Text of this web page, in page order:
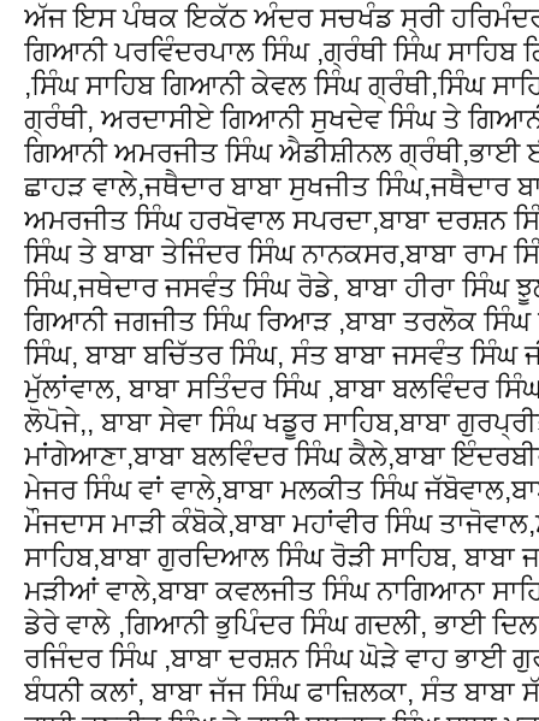
ਅੱਜ ਇਸ ਪੰਥਕ ਇਕੱਠ ਅੰਦਰ ਸਚਖੰਡ ਸ੍ਰੀ ਹਰਿਮੰਦਰ
ਗਿਆਨੀ ਪਰਵਿੰਦਰਪਾਲ ਸਿੰਘ ,ਗ੍ਰੰਥੀ ਸਿੰਘ ਸਾਹਿਬ
,ਸਿੰਘ ਸਾਹਿਬ ਗਿਆਨੀ ਕੇਵਲ ਸਿੰਘ ਗ੍ਰੰਥੀ,ਸਿੰਘ
ਗ੍ਰੰਥੀ, ਅਰਦਾਸੀਏ ਗਿਆਨੀ ਸੁਖਦੇਵ ਸਿੰਘ ਤੇ
ਗਿਆਨੀ ਅਮਰਜੀਤ ਸਿੰਘ ਐਡੀਸ਼ੀਨਲ ਗ੍ਰੰਥੀ,ਭਾਈ
ਛਾਹੜ ਵਾਲੇ,ਜਥੈਦਾਰ ਬਾਬਾ ਸੁਖਜੀਤ ਸਿੰਘ,ਜਥੈਦਾਰ
ਅਮਰਜੀਤ ਸਿੰਘ ਹਰਖੋਵਾਲ ਸਪਰਦਾ,ਬਾਬਾ ਦਰਸ਼ਨ
ਸਿੰਘ ਤੇ ਬਾਬਾ ਤੇਜਿੰਦਰ ਸਿੰਘ ਨਾਨਕਸਰ,ਬਾਬਾ ਰਾਮ
ਸਿੰਘ,ਜਥੇਦਾਰ ਜਸਵੰਤ ਸਿੰਘ ਰੋਡੇ, ਬਾਬਾ ਹੀਰਾ ਸਿੰਘ
ਗਿਆਨੀ ਜਗਜੀਤ ਸਿੰਘ ਰਿਆੜ ,ਬਾਬਾ ਤਰਲੋਕ ਸਿੰਘ
ਸਿੰਘ, ਬਾਬਾ ਬਚਿੱਤਰ ਸਿੰਘ, ਸੰਤ ਬਾਬਾ ਜਸਵੰਤ ਸਿੰਘ
ਮੁੱਲਾਂਵਾਲ, ਬਾਬਾ ਸਤਿੰਦਰ ਸਿੰਘ ,ਬਾਬਾ ਬਲਵਿੰਦਰ
ਲੋਪੋਜੇ,, ਬਾਬਾ ਸੇਵਾ ਸਿੰਘ ਖਡੂਰ ਸਾਹਿਬ,ਬਾਬਾ
ਮਾਂਗੇਆਣਾ,ਬਾਬਾ ਬਲਵਿੰਦਰ ਸਿੰਘ ਕੈਲੇ,ਬਾਬਾ
ਮੇਜਰ ਸਿੰਘ ਵਾਂ ਵਾਲੇ,ਬਾਬਾ ਮਲਕੀਤ ਸਿੰਘ
ਮੌਜਦਾਸ ਮਾੜੀ ਕੰਬੋਕੇ,ਬਾਬਾ ਮਹਾਂਵੀਰ ਸਿੰਘ
ਸਾਹਿਬ,ਬਾਬਾ ਗੁਰਦਿਆਲ ਸਿੰਘ ਰੋੜੀ ਸਾਹਿਬ,
ਮੜੀਆਂ ਵਾਲੇ,ਬਾਬਾ ਕਵਲਜੀਤ ਸਿੰਘ ਨਾਗਿਆਨਾ
ਡੇਰੇ ਵਾਲੇ ,ਗਿਆਨੀ ਭੁਪਿੰਦਰ ਸਿੰਘ ਗਦਲੀ, ਭਾਈ
ਰਜਿੰਦਰ ਸਿੰਘ ,ਬਾਬਾ ਦਰਸ਼ਨ ਸਿੰਘ ਘੋੜੇ ਵਾਹ ਭਾਈ
ਬੰਧਨੀ ਕਲਾਂ, ਬਾਬਾ ਜੱਜ ਸਿੰਘ ਫਾਜ਼ਿਲਕਾ, ਸੰਤ